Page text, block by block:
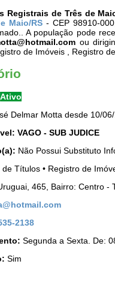
Registrais de Três de
Maio/RS - CEP 98910-
A população pode
ou
de Imóveis , Registro
Ativo
Delmar Motta desde 10/
VAGO - SUB JUDICE
Não Possui Substituto
de Títulos • Registro de
465, Bairro: Centro -
2138
Segunda a Sexta. De:
Sim